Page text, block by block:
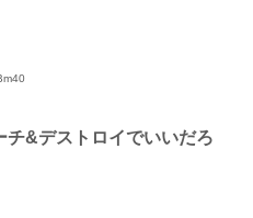
チ&デストロイでいいだろ